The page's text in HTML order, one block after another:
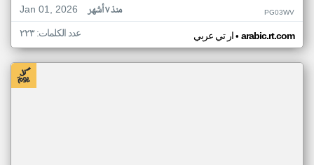
Jan 01, 2026
منذ ٧ أشهر PG03WV
ار تي عربي• arabic.rt.com عدد الكلمات: ٢٢٣